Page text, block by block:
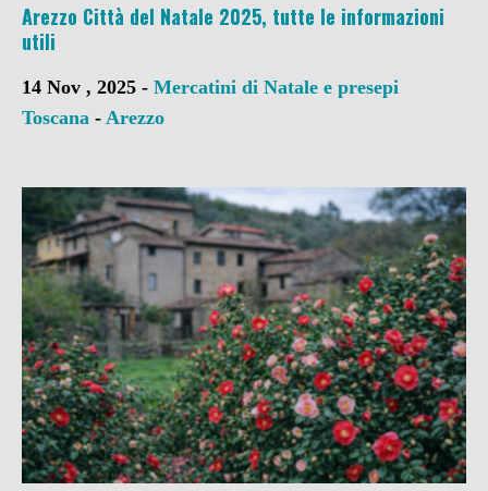
Arezzo Città del Natale 2025, tutte le informazioni
utili
14 Nov , 2025 - Mercatini di Natale e presepi
Toscana - Arezzo